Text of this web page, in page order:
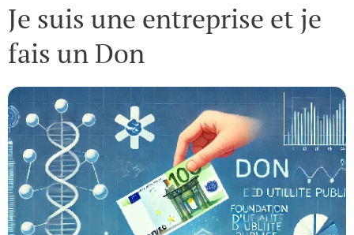
Je suis une entreprise et je
fais un Don